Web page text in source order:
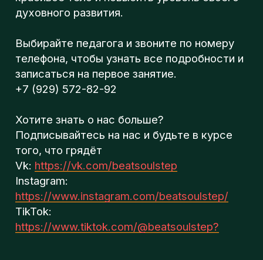
того, что грядёт
Vk:https://vk.com/beatsoulstep
https://www.instagram.com/beatsoulstep/
https://www.tiktok.com/@beatsoulstep?